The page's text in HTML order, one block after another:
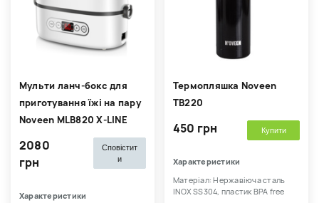
Мульти ланч-бокс для
приготування їжі на пару
Noveen MLB820 X-LINE
2080
грн
Сповістит
и
Характеристики
Термопляшка Noveen
TB220
450 грн Купити
Характеристики
Матеріал: Нержавіюча сталь
INOX SS304, пластик BPA free